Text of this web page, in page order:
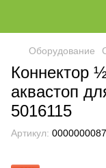
Оборудование
Коннектор
аквастоп
5016115
Артикул: